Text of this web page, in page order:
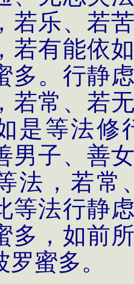
若乐、若
若有能依
多。行静
若常、若
是等法修
男子、善
法，若常
等法行静
多，如前
蜜多。